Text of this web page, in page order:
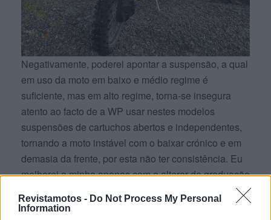
Revistamotos - Do Not Process My Personal
Information
Negativamente, poderei apontar a suspensão, a qual
em uso da moto em baixo e médio regime é
suficiente, mas em alto regime, torna-se insegura
atento ao facto de a WP usar nestes modelos
suspensões de cartuchos abertos e independentes,
tornando a moto instável com o baixar crónico e em
demasia da frente, por esta não ter consistência. Eu
melhorei a minha apenas com o alterar da graduação
Veja também a